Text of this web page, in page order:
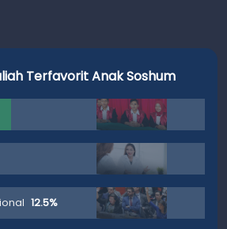
Terfavorit Anak Soshum
12.5%